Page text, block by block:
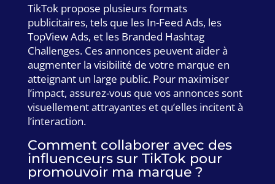
TikTok propose plusieurs formats
publicitaires, tels que les In-Feed Ads, les
TopView Ads, et les Branded Hashtag
Challenges. Ces annonces peuvent aider à
augmenter la visibilité de votre marque en
atteignant un large public. Pour maximiser
l’impact, assurez-vous que vos annonces sont
visuellement attrayantes et qu’elles incitent à
l’interaction.
Comment collaborer avec des
influenceurs sur TikTok pour
promouvoir ma marque ?